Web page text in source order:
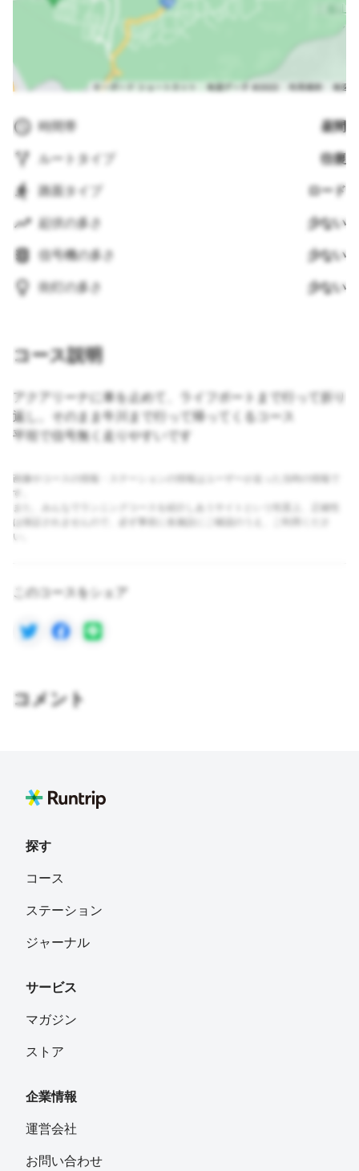
時間帯 昼間
ルートタイプ 往復
路面タイプ ロード
起伏の多さ 少ない
信号機の多さ 少ない
街灯の多さ 少ない
コース説明
アクアリーナに車を止めて、ライフポートまで行って折り
返し。そのまま牛川まで行って帰ってくるコース
平坦で信号無く走りやすいです
画像やコースの情報・ステーションの情報はユーザーが走った当時の情報で
す。
また、みんなでランニングコースを紹介しあうサイトという性質上、正確性
は保証されませんので、必ず事前に各施設にご確認のうえ、ご利用くださ
い。
このコースをシェア
コメント
探す
コース
ステーション
ジャーナル
サービス
マガジン
ストア
企業情報
運営会社
お問い合わせ